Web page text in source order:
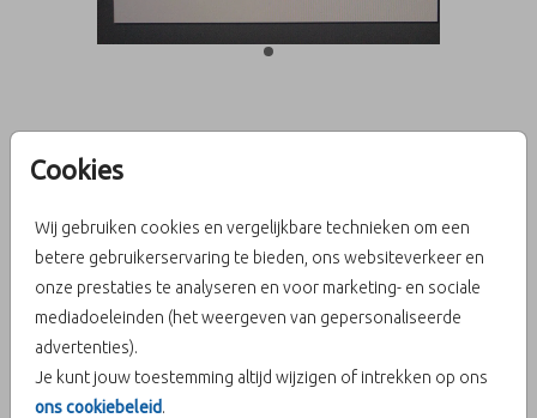
Cookies
Wij gebruiken cookies en vergelijkbare technieken om een
betere gebruikerservaring te bieden, ons websiteverkeer en
onze prestaties te analyseren en voor marketing- en sociale
mediadoeleinden (het weergeven van gepersonaliseerde
advertenties).
Je kunt jouw toestemming altijd wijzigen of intrekken op ons
ons cookiebeleid.
Sluitzegels op maat
Heb je vragen? Neem dan contact met ons op.
Bestel gemakkelijk een proefdruk voor € 2,50
OMSCHRIJVING
Sluitzegels op maat